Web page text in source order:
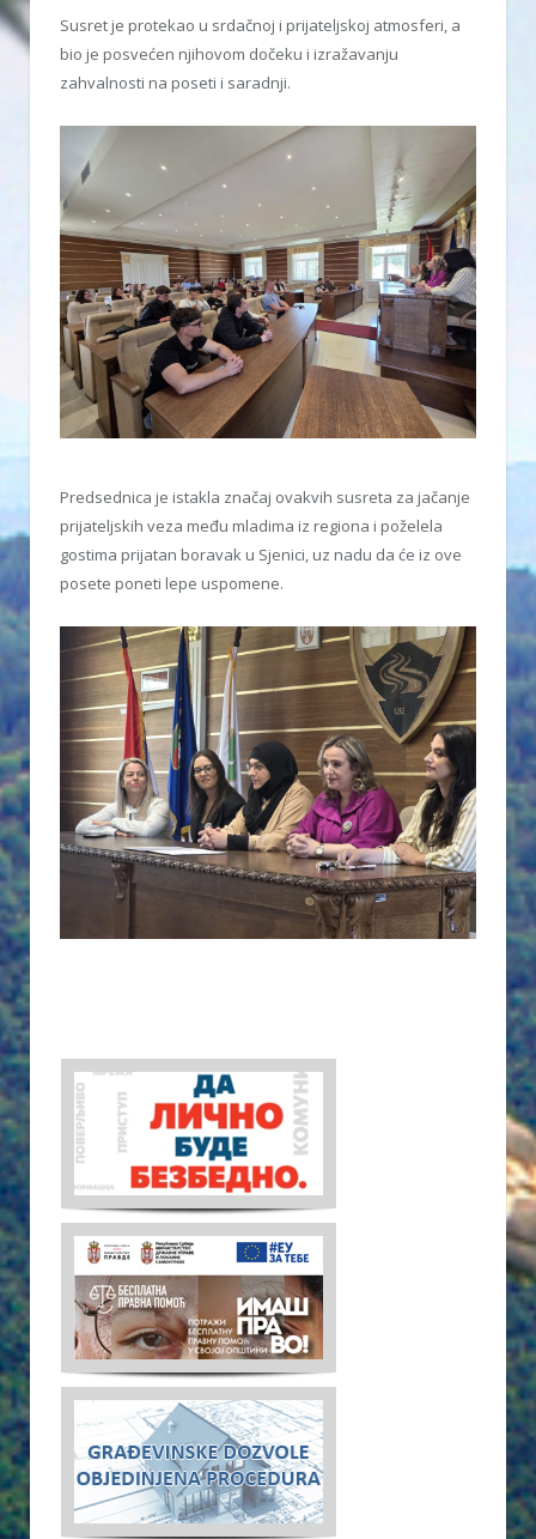
Susret je protekao u srdačnoj i prijateljskoj atmosferi, a
bio je posvećen njihovom dočeku i izražavanju
zahvalnosti na poseti i saradnji.
Predsednica je istakla značaj ovakvih susreta za jačanje
prijateljskih veza među mladima iz regiona i poželela
gostima prijatan boravak u Sjenici, uz nadu da će iz ove
posete poneti lepe uspomene.